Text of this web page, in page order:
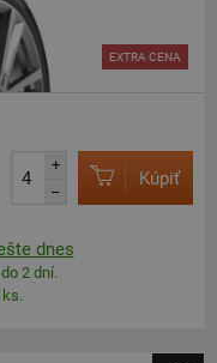
EXTRA CENA
+
–
Kúpiť
dnes
2 dní.
ks.